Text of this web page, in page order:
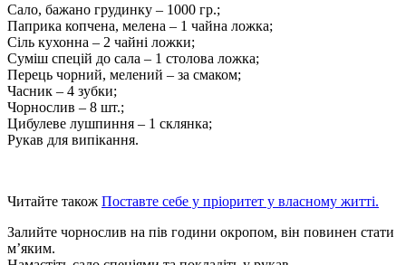
Сало, бажано грудинку – 1000 гр.;
Паприка копчена, мелена – 1 чайна ложка;
Сіль кухонна – 2 чайні ложки;
Суміш спецій до сала – 1 столова ложка;
Перець чорний, мелений – за смаком;
Часник – 4 зубки;
Чорнослив – 8 шт.;
Цибулеве лушпиння – 1 склянка;
Рукав для випікання.
Читайте також Поставте себе у пріоритет у власному житті.
Залийте чорнослив на пів години окропом, він повинен стати
м’яким.